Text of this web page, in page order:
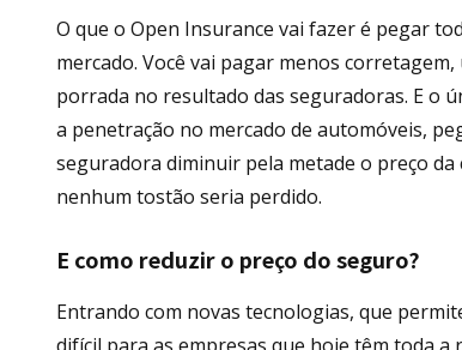
O que o Open Insurance vai fazer é pegar
mercado. Você vai pagar menos
porrada no resultado das seguradoras. E o
a penetração no mercado de automóveis,
seguradora diminuir pela metade o preço
nenhum tostão seria perdido.
E como reduzir o preço do seguro?
Entrando com novas tecnologias, que